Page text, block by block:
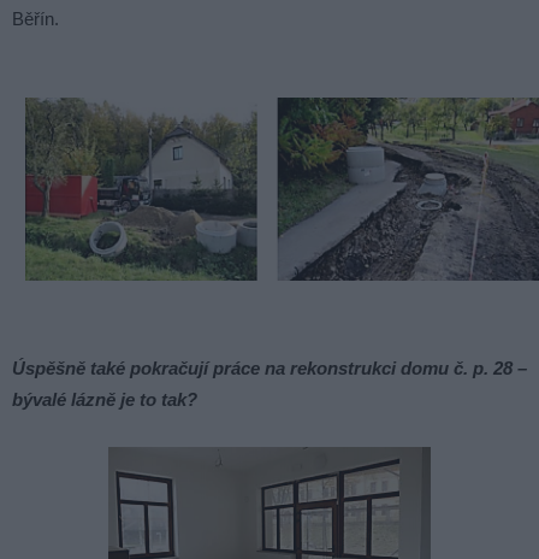
Běřín.
Úspěšně také pokračují práce na rekonstrukci domu č. p. 28 –
bývalé lázně je to tak?